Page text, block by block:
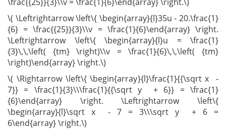
\( \Leftrightarrow \left\{ \begin{array}{l}35u - 20.\frac{1}
{6} = \frac{{25}}{3}\\v = \frac{1}{6}\end{array} \right.
\Leftrightarrow \left\{ \begin{array}{l}u = \frac{1}
{3}\,\,\left( {tm} \right)\\v = \frac{1}{6}\,\,\left( {tm}
\right)\end{array} \right.\)
\( \Rightarrow \left\{ \begin{array}{l}\frac{1}{{\sqrt x -
7}} = \frac{1}{3}\\\frac{1}{{\sqrt y + 6}} = \frac{1}
{6}\end{array} \right. \Leftrightarrow \left\{
\begin{array}{l}\sqrt x - 7 = 3\\\sqrt y + 6 =
6\end{array} \right.\)